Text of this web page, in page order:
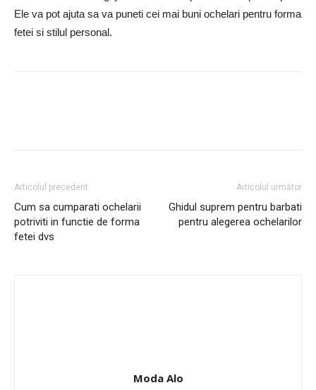
Ele va pot ajuta sa va puneti cei mai buni ochelari pentru forma
fetei si stilul personal.
Articolul precedent
Cum sa cumparati ochelarii
potriviti in functie de forma
fetei dvs
Articolul următor
Ghidul suprem pentru barbati
pentru alegerea ochelarilor
Moda Alo